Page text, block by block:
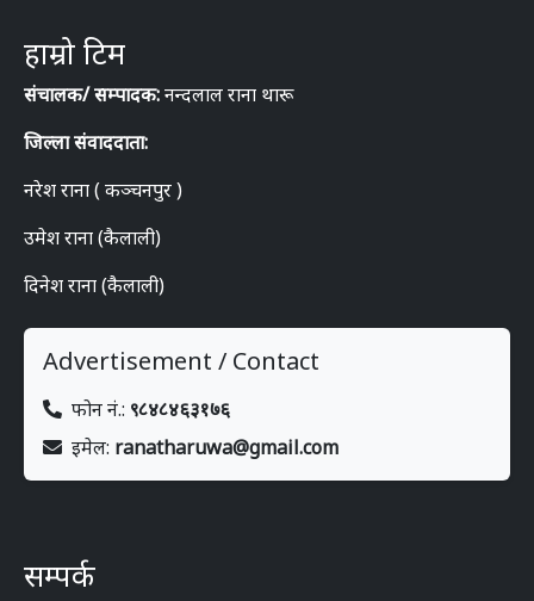
हाम्रो टिम
संचालक/ सम्पादक:नन्दलाल राना थारू
जिल्ला संवाददाता:
नरेश राना ( कञ्चनपुर )
उमेश राना (कैलाली)
दिनेश राना (कैलाली)
Advertisement / Contact
फोन नं.: ९८४८४६३१७६
इमेल: ranatharuwa@gmail.com
सम्पर्क